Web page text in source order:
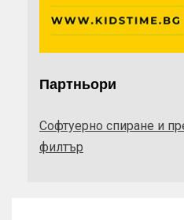
Партньори
Софтуерно спиране и
филтър